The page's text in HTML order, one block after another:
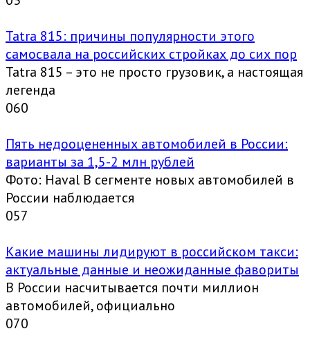
Tatra 815: причины популярности этого
самосвала на российских стройках до сих пор
Tatra 815 – это не просто грузовик, а настоящая
легенда
060
Пять недооцененных автомобилей в России:
варианты за 1,5-2 млн рублей
Фото: Haval В сегменте новых автомобилей в
России наблюдается
057
Какие машины лидируют в российском такси:
актуальные данные и неожиданные фавориты
В России насчитывается почти миллион
автомобилей, официально
070